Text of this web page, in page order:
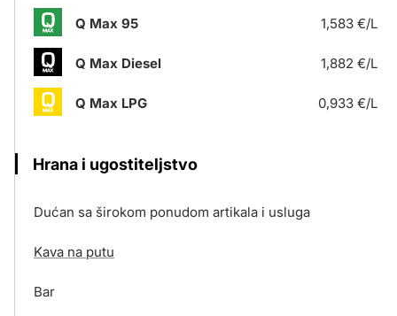
Q Max 95 1,583 €/L
Q Max Diesel 1,882 €/L
Q Max LPG 0,933 €/L
Hrana i ugostiteljstvo
Dućan sa širokom ponudom artikala i usluga
Kava na putu
Bar